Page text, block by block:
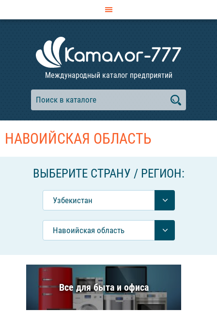
Международный каталог предприятий
НАВОИЙСКАЯ ОБЛАСТЬ
ВЫБЕРИТЕ СТРАНУ / РЕГИОН:
Узбекистан
Навоийская область
Все для быта и офиса